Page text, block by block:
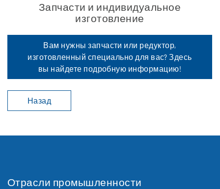
Запчасти и индивидуальное
изготовление
Вам нужны запчасти или редуктор,
изготовленный специально для вас? Здесь
вы найдете подробную информацию!
Назад
Отрасли промышленности